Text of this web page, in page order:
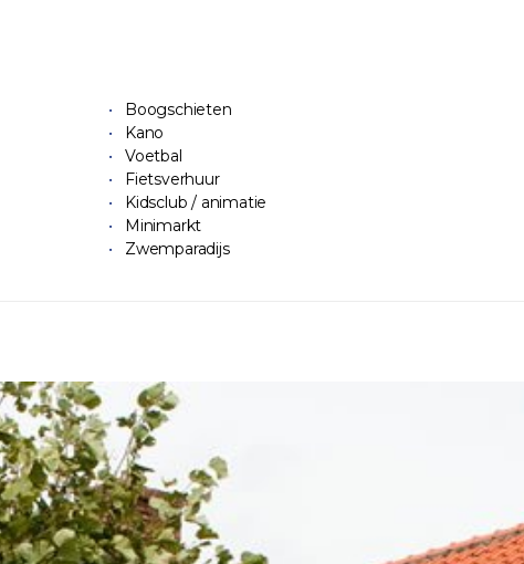
Boogschieten
Kano
Voetbal
Fietsverhuur
Kidsclub / animatie
Minimarkt
Zwemparadijs